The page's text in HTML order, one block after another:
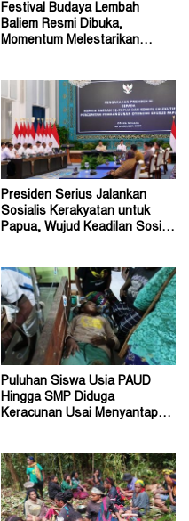
Festival Budaya Lembah
Baliem Resmi Dibuka,
Momentum Melestarikan
Presiden Serius Jalankan
Sosialis Kerakyatan untuk
Papua, Wujud Keadilan Sosial
Puluhan Siswa Usia PAUD
Hingga SMP Diduga
Keracunan Usai Menyantap